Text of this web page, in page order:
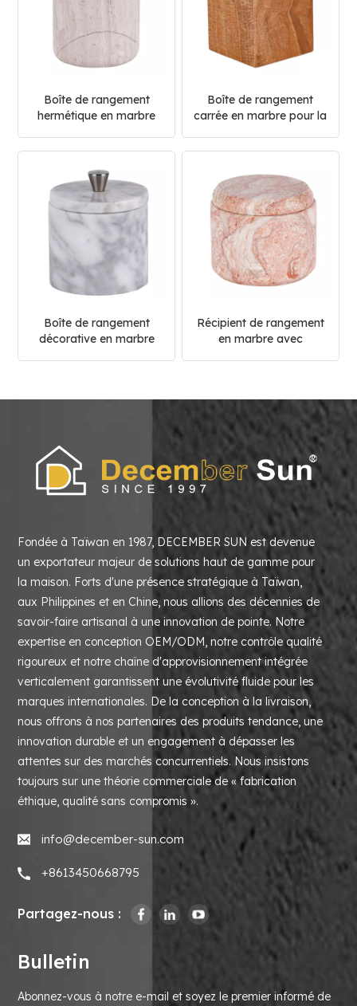
Boîte de rangement
hermétique en marbre
maison
Boîte de rangement
carrée en marbre pour la
Boîte de rangement
décorative en marbre
Récipient de rangement
en marbre avec
Fondée à Taïwan en 1987, DECEMBER SUN est devenue
un exportateur majeur de solutions haut de gamme pour
la maison. Forts d'une présence stratégique à Taïwan,
aux Philippines et en Chine, nous allions des décennies de
savoir-faire artisanal à une innovation de pointe. Notre
expertise en conception OEM/ODM, notre contrôle qualité
rigoureux et notre chaîne d'approvisionnement intégrée
verticalement garantissent une évolutivité fluide pour les
marques internationales. De la conception à la livraison,
nous offrons à nos partenaires des produits tendance, une
innovation durable et un engagement à dépasser les
attentes sur des marchés concurrentiels. Nous insistons
toujours sur une théorie commerciale de « fabrication
éthique, qualité sans compromis ».
info@december-sun.com
+8613450668795
Partagez-nous :
Bulletin
Abonnez-vous à notre e-mail et soyez le premier informé de